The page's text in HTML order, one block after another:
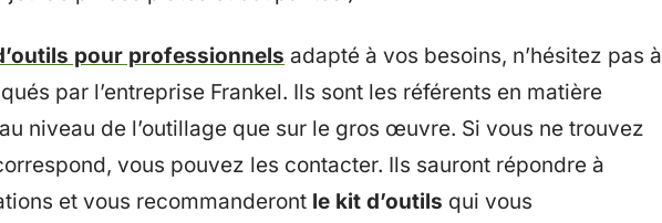
pour professionnels adapté à vos besoins, n’hésitez pas à
par l’entreprise Frankel. Ils sont les référents en matière
niveau de l’outillage que sur le gros œuvre. Si vous ne trouvez
vous pouvez les contacter. Ils sauront répondre à
et vous recommanderont le kit d’outils qui vous